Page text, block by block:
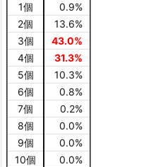
1個
0.9%
2個
13.6%
3個
43.0%
4個
31.3%
5個
10.3%
6個
0.8%
7個
0.2%
8個
0.0%
9個
0.0%
10個
0.0%